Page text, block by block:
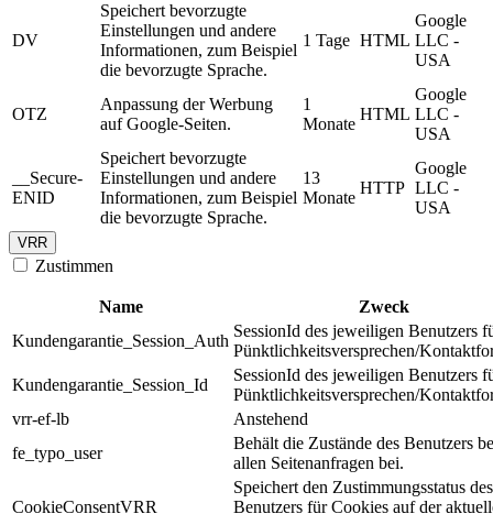
DV
Speichert bevorzugte
Einstellungen und andere
Informationen, zum Beispiel
die bevorzugte Sprache.
1 Tage HTML
Google
LLC -
USA
OTZ
Anpassung der Werbung
auf Google-Seiten.
1
Monate
HTML
Google
LLC -
USA
__Secure-
ENID
Speichert bevorzugte
Einstellungen und andere
Informationen, zum Beispiel
die bevorzugte Sprache.
13
Monate
HTTP
Google
LLC -
USA
VRR
Zustimmen
Name
Zweck
Kundengarantie_Session_Auth
SessionId des jeweiligen Benutzers
Pünktlichkeitsversprechen/
Kundengarantie_Session_Id
SessionId des jeweiligen Benutzers
Pünktlichkeitsversprechen/
vrr-ef-lb
Anstehend
fe_typo_user
Behält die Zustände des Benutzers
allen Seitenanfragen bei.
CookieConsentVRR
Speichert den Zustimmungsstatus des
Benutzers für Cookies auf der